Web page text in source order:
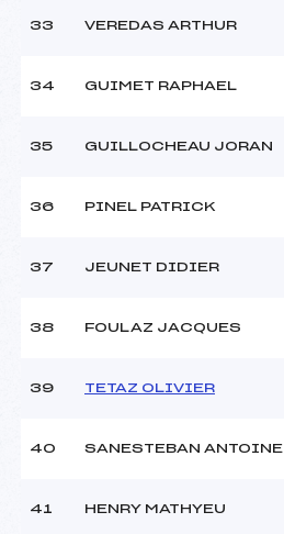
33 VEREDAS ARTHUR
34 GUIMET RAPHAEL
35 GUILLOCHEAU JORAN
36 PINEL PATRICK
37 JEUNET DIDIER
38 FOULAZ JACQUES
39 TETAZ OLIVIER
40 SANESTEBAN ANTOINE
41 HENRY MATHYEU